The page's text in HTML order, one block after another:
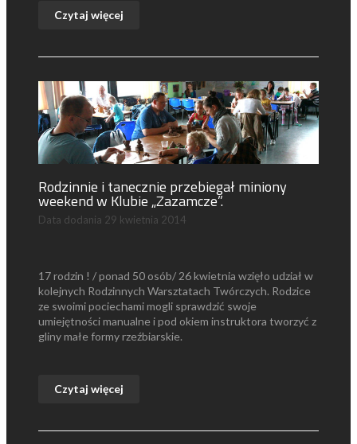
Czytaj więcej
Rodzinnie i tanecznie przebiegał miniony
weekend w Klubie „Zazamcze”.
Data dodania 29 kwietnia 2014
17 rodzin ! / ponad 50 osób/ 26 kwietnia wzięło udział w
kolejnych Rodzinnych Warsztatach Twórczych. Rodzice
ze swoimi pociechami mogli sprawdzić swoje
umiejętności manualne i pod okiem instruktora tworzyć z
gliny małe formy rzeźbiarskie.
Czytaj więcej